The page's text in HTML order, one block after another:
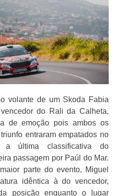
volante de um Skoda Fabia
do Rali da Calheta,
de emoção pois ambos os
entraram empatados no
a última classificativa do
passagem por Paúl do Mar.
parte do evento, Miguel
idêntica à do vencedor,
posição enquanto o lugar